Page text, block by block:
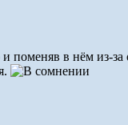
и поменяв в нём из-